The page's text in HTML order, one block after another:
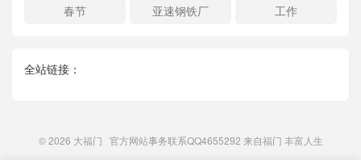
春节
亚速钢铁厂 工作
全站链接：
© 2026 大福门 官方网站事务联系QQ4655292 来自福门 丰富人生